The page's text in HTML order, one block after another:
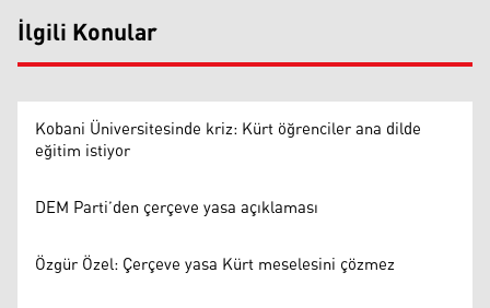
İlgili Konular
Kobani Üniversitesinde kriz: Kürt öğrenciler ana dilde
eğitim istiyor
DEM Parti’den çerçeve yasa açıklaması
Özgür Özel: Çerçeve yasa Kürt meselesini çözmez